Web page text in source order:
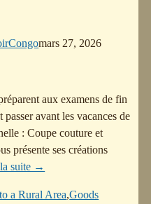
mars 27, 2026
aux examens de fin
avant les vacances de
: Coupe couture et
présente ses créations
suite →
a Rural Area,Goods